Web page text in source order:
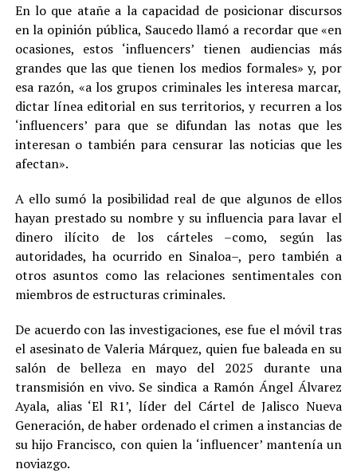
En lo que atañe a la capacidad de posicionar discursos
en la opinión pública, Saucedo llamó a recordar que «en
ocasiones, estos ‘influencers’ tienen audiencias más
grandes que las que tienen los medios formales» y, por
esa razón, «a los grupos criminales les interesa marcar,
dictar línea editorial en sus territorios, y recurren a los
‘influencers’ para que se difundan las notas que les
interesan o también para censurar las noticias que les
afectan».
A ello sumó la posibilidad real de que algunos de ellos
hayan prestado su nombre y su influencia para lavar el
dinero ilícito de los cárteles –como, según las
autoridades, ha ocurrido en Sinaloa–, pero también a
otros asuntos como las relaciones sentimentales con
miembros de estructuras criminales.
De acuerdo con las investigaciones, ese fue el móvil tras
el asesinato de Valeria Márquez, quien fue baleada en su
salón de belleza en mayo del 2025 durante una
transmisión en vivo. Se sindica a Ramón Ángel Álvarez
Ayala, alias ‘El R1’, líder del Cártel de Jalisco Nueva
Generación, de haber ordenado el crimen a instancias de
su hijo Francisco, con quien la ‘influencer’ mantenía un
noviazgo.